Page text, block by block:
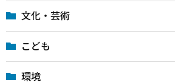
文化・芸術
こども
環境